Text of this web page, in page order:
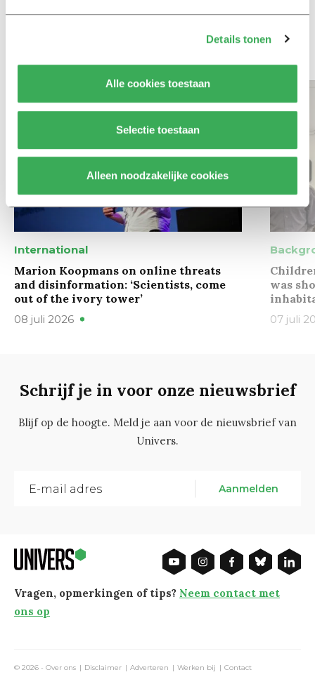
Details tonen
Alle cookies toestaan
Selectie toestaan
Alleen noodzakelijke cookies
kunnen ontwikkelen
International
Marion Koopmans on online threats
and disinformation: ‘Scientists, come
out of the ivory tower’
08 juli 2026
was
07 juli
Schrijf je in voor onze nieuwsbrief
Blijf op de hoogte. Meld je aan voor de nieuwsbrief van
Univers.
Aanmelden
Vragen, opmerkingen of tips? Neem contact met
ons op
© 2026 - Over ons Disclaimer Adverteren Werken bij Contact